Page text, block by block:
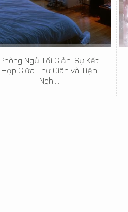
Phòng Ngủ Tối Giản: Sự Kết
Hợp Giữa Thư Giãn và Tiện
Nghi...